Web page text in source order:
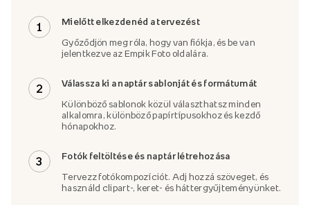
1 Mielőtt elkezdenéd a tervezést
Győződjön meg róla, hogy van fiókja, és be van
jelentkezve az Empik Foto oldalára.
2 Válassza ki a naptár sablonját és formátumát
Különböző sablonok közül választhatsz minden
alkalomra, különböző papírtípusokhoz és kezdő
hónapokhoz.
3 Fotók feltöltése és naptár létrehozása
Tervezz fotókompozíciót. Adj hozzá szöveget, és
használd clipart-, keret- és háttergyűjteményünket.